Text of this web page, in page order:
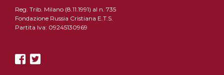
Reg. Trib. Milano (8.11.1991) al n. 735
Fondazione Russia Cristiana E.T.S.
Partita Iva: 09245130969